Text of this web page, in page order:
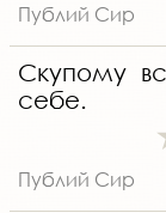
Публий Сир
Скупому
себе.
Публий Сир